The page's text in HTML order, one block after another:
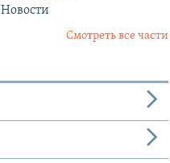
Новости
Смотреть все части